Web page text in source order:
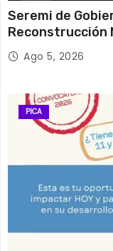
Seremi de
Reconstrucción
y el empleo en
Ago 5, 2026
PICA